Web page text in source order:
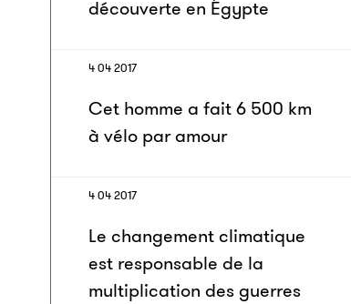
découverte en Égypte
4 04 2017
Cet homme a fait 6 500 km
à vélo par amour
4 04 2017
Le changement climatique
est responsable de la
multiplication des guerres